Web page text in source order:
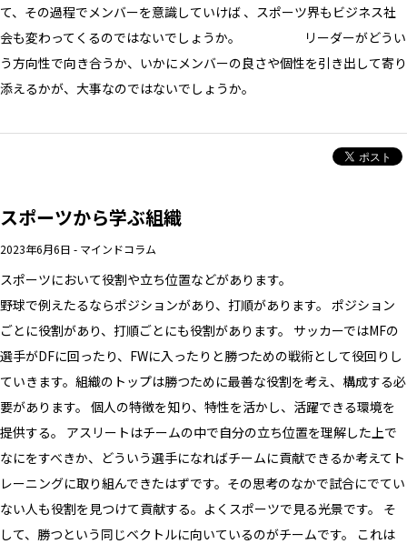
て、その過程でメンバーを意識していけば 、スポーツ界もビジネス社
会も変わってくるのではないでしょうか。 リーダーがどうい
う方向性で向き合うか、いかにメンバーの良さや個性を引き出して寄り
添えるかが、大事なのではないでしょうか。
スポーツから学ぶ組織
2023年6月6日 - マインドコラム
スポーツにおいて役割や立ち位置などがあります。
野球で例えたるならポジションがあり、打順があります。 ポジション
ごとに役割があり、打順ごとにも役割があります。 サッカーではMFの
選手がDFに回ったり、FWに入ったりと勝つための戦術として役回りし
ていきます。組織のトップは勝つために最善な役割を考え、構成する必
要があります。 個人の特徴を知り、特性を活かし、活躍できる環境を
提供する。 アスリートはチームの中で自分の立ち位置を理解した上で
なにをすべきか、どういう選手になればチームに貢献できるか考えてト
レーニングに取り組んできたはずです。その思考のなかで試合にでてい
ない人も役割を見つけて貢献する。よくスポーツで見る光景です。 そ
して、勝つという同じベクトルに向いているのがチームです。 これは